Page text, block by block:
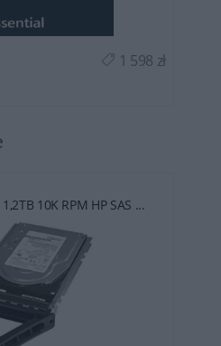
1 598 zł
10K RPM HP SAS ...